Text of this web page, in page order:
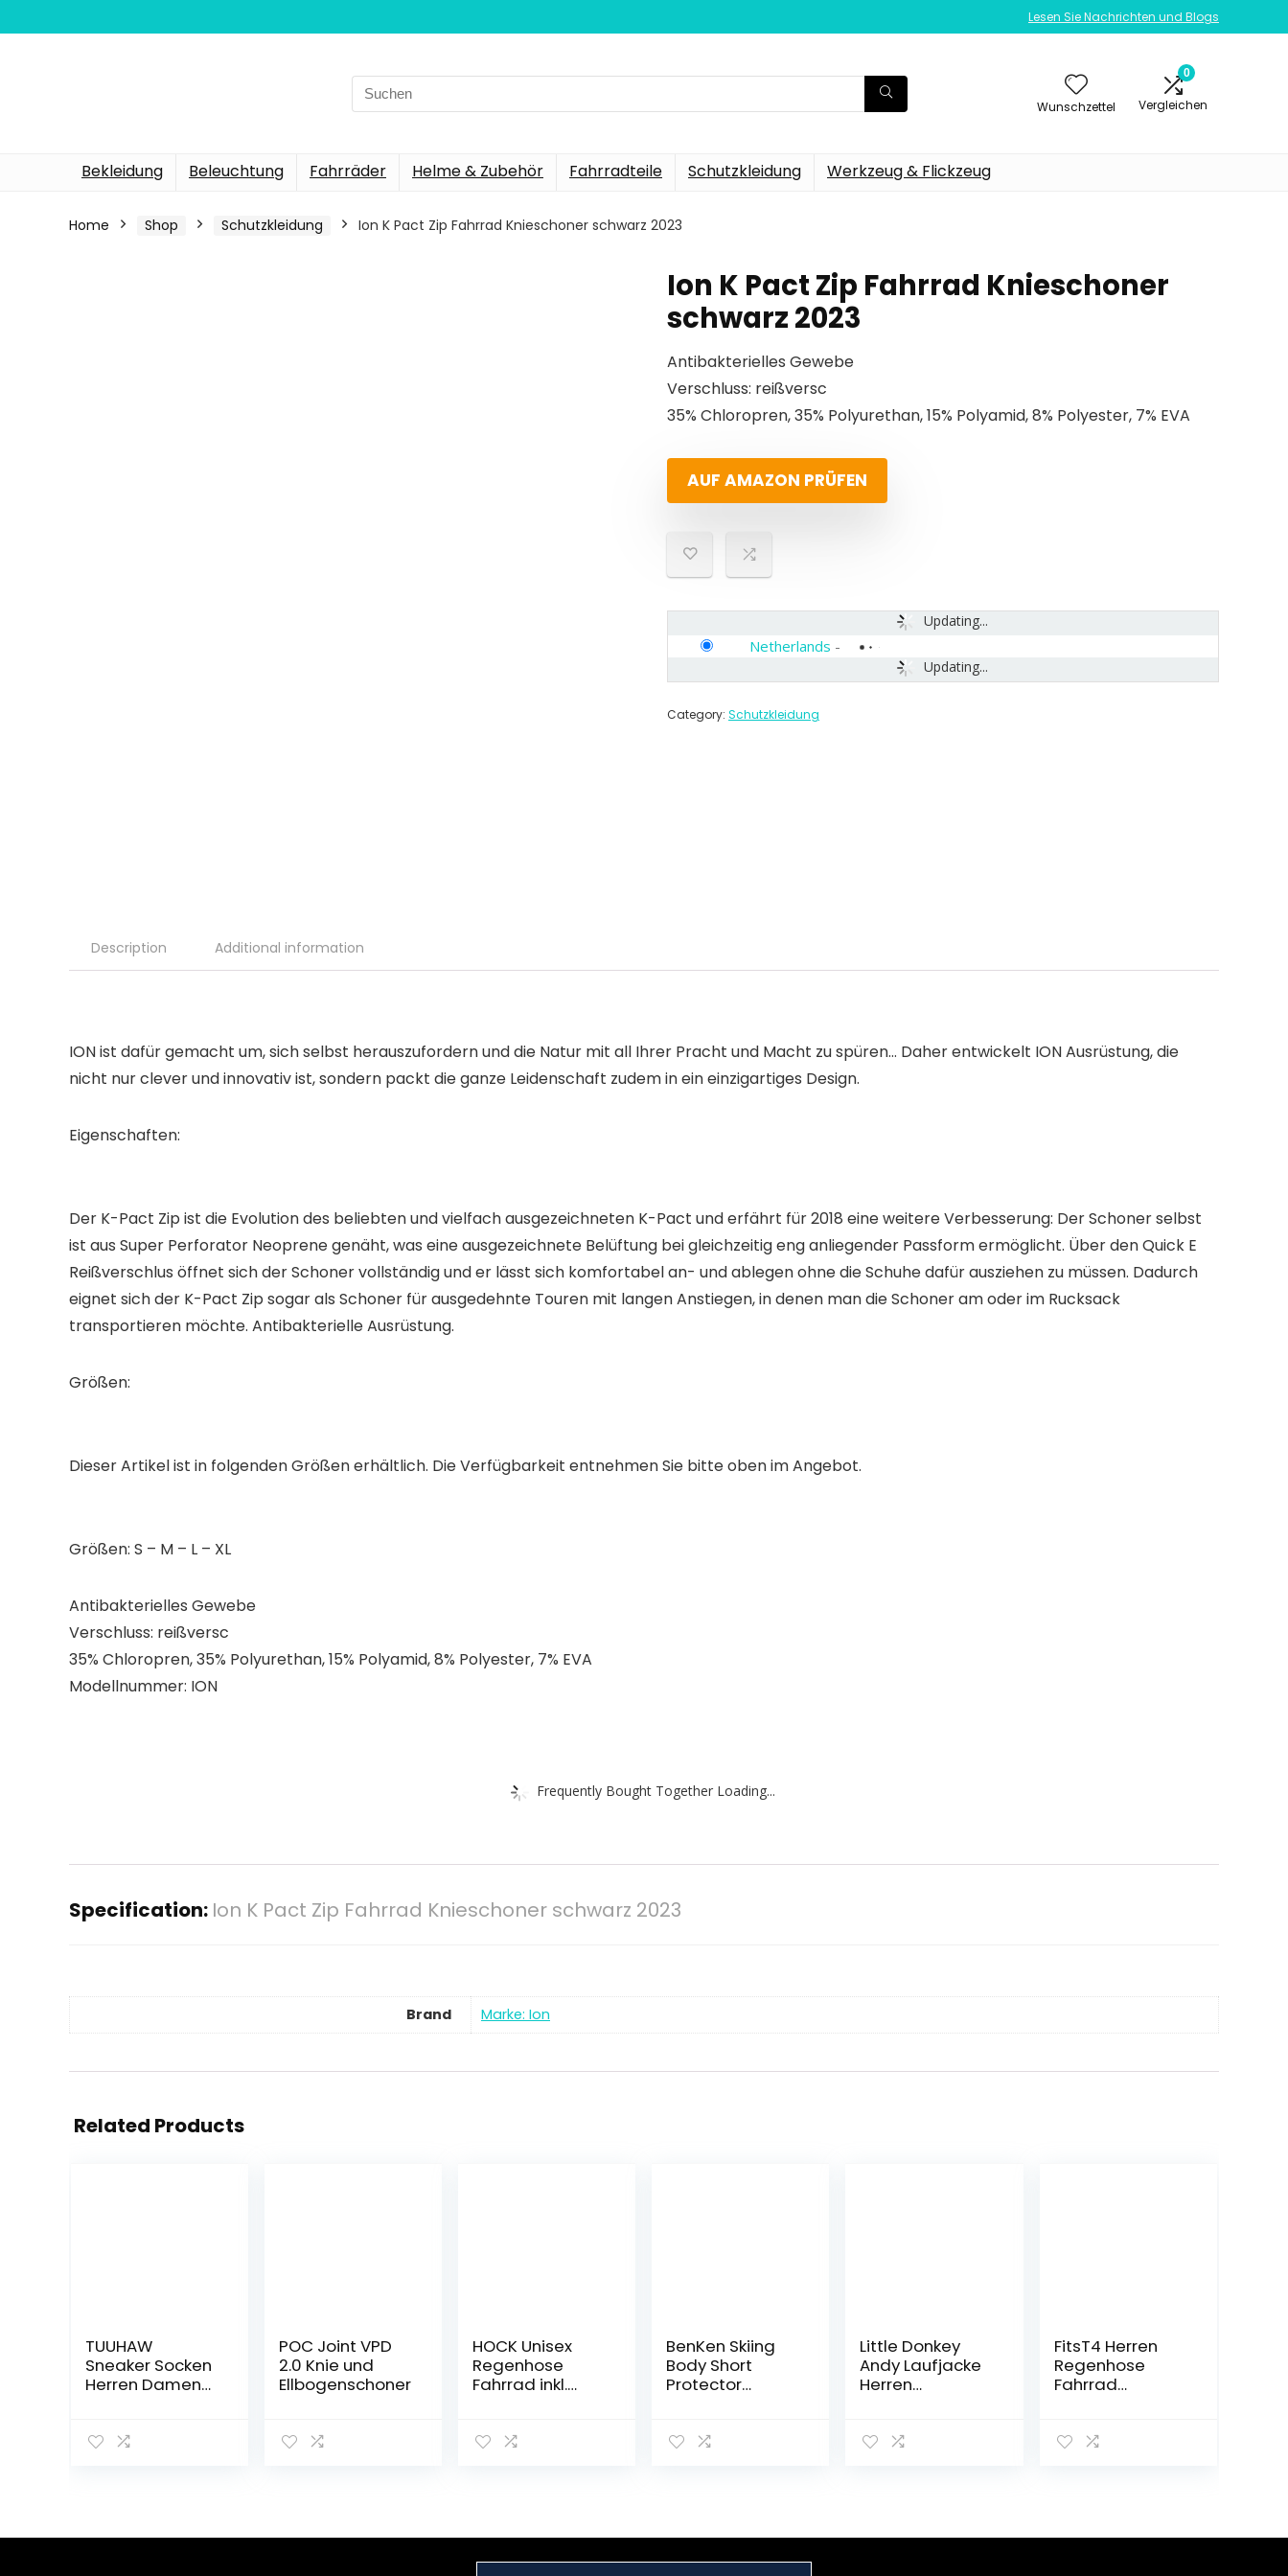
Lesen Sie Nachrichten und Blogs
Search
for:
Wunschzettel
0
Vergleichen
Bekleidung Beleuchtung Fahrräder Helme & Zubehör Fahrradteile Schutzkleidung Werkzeug & Flickzeug
Home Shop Schutzkleidung Ion K Pact Zip Fahrrad Knieschoner schwarz 2023
Ion K Pact Zip Fahrrad Knieschoner
schwarz 2023
Antibakterielles Gewebe
Verschluss: reißversc
35% Chloropren, 35% Polyurethan, 15% Polyamid, 8% Polyester, 7% EVA
AUF AMAZON PRÜFEN
Updating...
Updating...
Netherlands -
Category: Schutzkleidung
Description Additional information
ION ist dafür gemacht um, sich selbst herauszufordern und die Natur mit all Ihrer Pracht und Macht zu spüren… Daher entwickelt ION Ausrüstung, die
nicht nur clever und innovativ ist, sondern packt die ganze Leidenschaft zudem in ein einzigartiges Design.
Eigenschaften:
Der K-Pact Zip ist die Evolution des beliebten und vielfach ausgezeichneten K-Pact und erfährt für 2018 eine weitere Verbesserung: Der Schoner selbst
ist aus Super Perforator Neoprene genäht, was eine ausgezeichnete Belüftung bei gleichzeitig eng anliegender Passform ermöglicht. Über den Quick E
Reißverschlus öffnet sich der Schoner vollständig und er lässt sich komfortabel an- und ablegen ohne die Schuhe dafür ausziehen zu müssen. Dadurch
eignet sich der K-Pact Zip sogar als Schoner für ausgedehnte Touren mit langen Anstiegen, in denen man die Schoner am oder im Rucksack
transportieren möchte. Antibakterielle Ausrüstung.
Größen:
Dieser Artikel ist in folgenden Größen erhältlich. Die Verfügbarkeit entnehmen Sie bitte oben im Angebot.
Größen: S – M – L – XL
Antibakterielles Gewebe
Verschluss: reißversc
35% Chloropren, 35% Polyurethan, 15% Polyamid, 8% Polyester, 7% EVA
Modellnummer: ION
Frequently Bought Together Loading...
Specification: Ion K Pact Zip Fahrrad Knieschoner schwarz 2023
Brand Marke: Ion
Related Products
TUUHAW
Sneaker Socken
Herren Damen
Halbsocken
POC Joint VPD
2.0 Knie und
Ellbogenschoner
HOCK Unisex
Regenhose
Fahrrad inkl.
Hochwertige
Hose für Herren
und Damen
BenKen Skiing
Body Short
Protector
Motor Brust
Herren
Obermaterial
Little Donkey
Andy Laufjacke
Herren
Herren
Running
FitsT4 Herren
Regenhose
Fahrrad
atmungsaktiv